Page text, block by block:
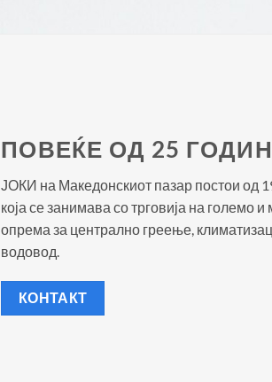
ПОВЕЌЕ ОД 25
ЈОКИ на Македонскиот пазар постои од
која се занимава со трговија на големо
опрема за централно греење,
водовод.
КОНТАКТ